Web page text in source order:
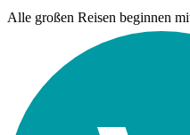
Alle großen Reisen beginnen